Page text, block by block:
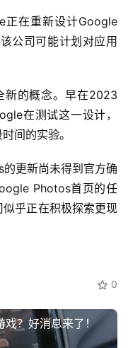
正在重新设计Google
公司可能计划对应用
新的概念。早在2023
在测试这一设计，
间的实验。
更新尚未得到官方确
Photos首页的任
乎正在积极探索更现
0
？好消息来了！